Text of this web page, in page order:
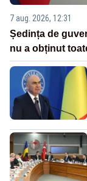
7 aug. 2026, 12:31
Ședința de
nu a obținut